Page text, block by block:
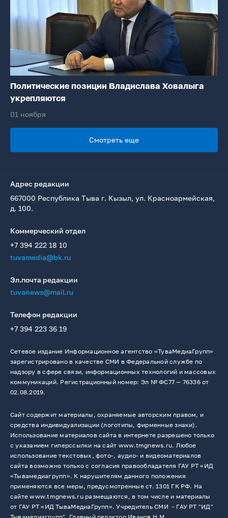
Политические позиции Владислава Ховалыга
укрепляются
01 ноября
Смотреть еще
Адрес редакции
667000 Республика Тыва г. Кызыл, ул. Красноармейская,
д. 100.
Коммерческий отдел
+7 394 222 18 10
tuvamedia@bk.ru
Эл.почта редакции
tuvanews@mail.ru
Телефон редакции
+7 394 223 36 19
Сетевое издание Информационное агентство «ТуваМедиаГрупп»
зарегистрировано в качестве СМИ в Федеральной службе по
надзору в сфере связи, информационных технологий и массовых
коммуникаций. Регистрационный номер: Эл № ФС77 — 76336 от
02.08.2019.
Сайт содержит материалы, охраняемые авторским правом, и
средства индивидуализации (логотипы, фирменные знаки).
Использование материалов сайта в интернете разрешено только
с указанием гиперссылки на сайт www.tmgnews.ru. Любое
использование текстовых, фото-, аудио- и видеоматериалов
сайта возможно только с согласия правообладателя ГАУ РТ «ИД
«Тывамедиагрупп». К нарушителям данного положения
применяются все меры, предусмотренные ст. 1301 ГК РФ. На
сайте www.tmgnews.ru размещаются, в том числе и материалы
от ГАУ РТ «ИД ТываМедиаГрупп». Учредитель СМИ －ГАУ РТ "ИД"